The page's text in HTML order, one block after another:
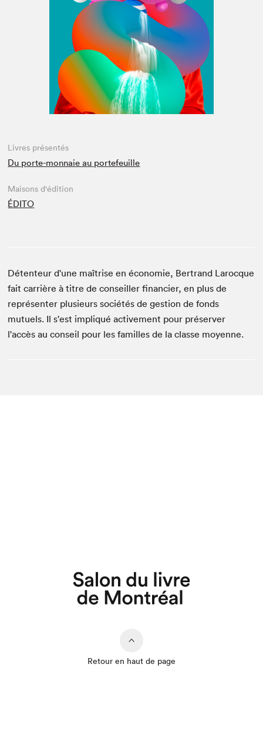
Espace médias
Livres présentés
Du porte-monnaie au portefeuille
Maisons d'édition
ÉDITO
Détenteur d'une maîtrise en économie, Bertrand Larocque
fait carrière à titre de conseiller financier, en plus de
représenter plusieurs sociétés de gestion de fonds
mutuels. Il s'est impliqué activement pour préserver
l'accès au conseil pour les familles de la classe moyenne.
Retour en haut de page